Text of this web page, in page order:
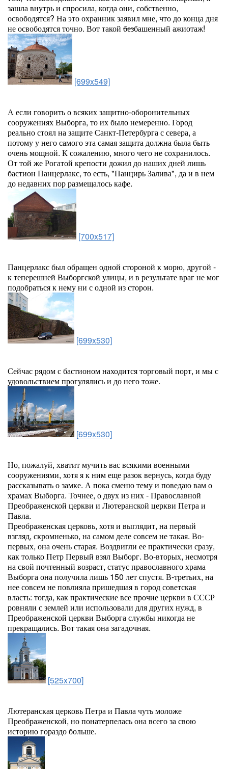
зашла внутрь и спросила, когда они, собственно,
освободятся? На это охранник заявил мне, что до конца дня
не освободятся точно. Вот такой безбашенный ажиотаж!
[699x549]
А если говорить о всяких защитно-оборонительных
сооружениях Выборга, то их было немеренно. Город
реально стоял на защите Санкт-Петербурга с севера, а
потому у него самого эта самая защита должна была быть
очень мощной. К сожалению, много чего не сохранилось.
От той же Рогатой крепости дожил до наших дней лишь
бастион Панцерлакс, то есть, "Панцирь Залива", да и в нем
до недавних пор размещалось кафе.
[700x517]
Панцерлакс был обращен одной стороной к морю, другой -
к теперешней Выборгской улицы, и в результате враг не мог
подобраться к нему ни с одной из сторон.
[699x530]
Сейчас рядом с бастионом находится торговый порт, и мы с
удовольствием прогулялись и до него тоже.
[699x530]
Но, пожалуй, хватит мучить вас всякими военными
сооружениями, хотя я к ним еще разок вернусь, когда буду
рассказывать о замке. А пока сменю тему и поведаю вам о
храмах Выборга. Точнее, о двух из них - Православной
Преображенской церкви и Лютеранской церкви Петра и
Павла.
Преображенская церковь, хотя и выглядит, на первый
взгляд, скромненько, на самом деле совсем не такая. Во-
первых, она очень старая. Воздвигли ее практически сразу,
как только Петр Первый взял Выборг. Во-вторых, несмотря
на свой почтенный возраст, статус православного храма
Выборга она получила лишь 150 лет спустя. В-третьих, на
нее совсем не повлияла пришедшая в город советская
власть: тогда, как практические все прочие церкви в СССР
ровняли с землей или использовали для других нужд, в
Преображенской церкви Выборга службы никогда не
прекращались. Вот такая она загадочная.
[525x700]
Лютеранская церковь Петра и Павла чуть моложе
Преображенской, но понатерпелась она всего за свою
историю гораздо больше.